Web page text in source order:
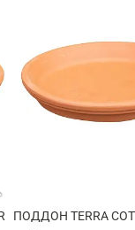
ПОДДОН TERRA